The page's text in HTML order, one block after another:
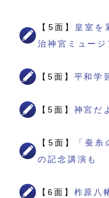
【5面】 皇室
治神宮ミュージ
【5面】 平和学
【5面】 神宮だ
【5面】
「蚕
の記念講演も
【6面】 柞原八